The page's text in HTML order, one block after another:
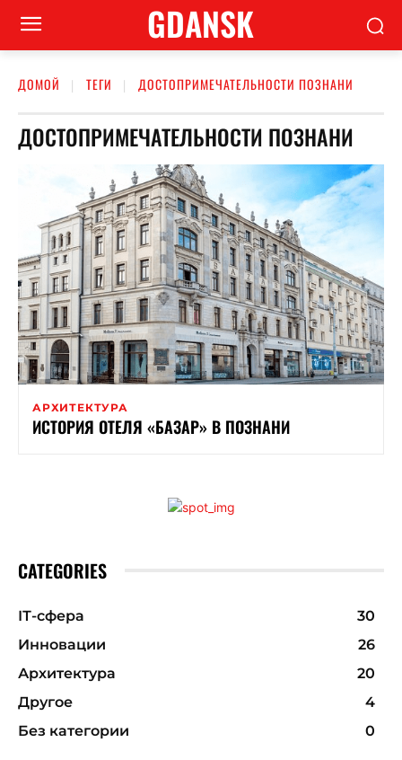
GDANSK
ДОМОЙ ТЕГИ ДОСТОПРИМЕЧАТЕЛЬНОСТИ ПОЗНАНИ
ДОСТОПРИМЕЧАТЕЛЬНОСТИ ПОЗНАНИ
АРХИТЕКТУРА
ИСТОРИЯ ОТЕЛЯ «БАЗАР» В ПОЗНАНИ
CATEGORIES
ІТ-сфера
30
Инновации
26
Архитектура
20
Другое
4
Без категории
0